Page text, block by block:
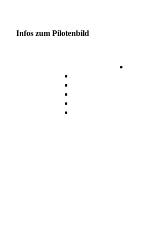
Infos zum Pilotenbild